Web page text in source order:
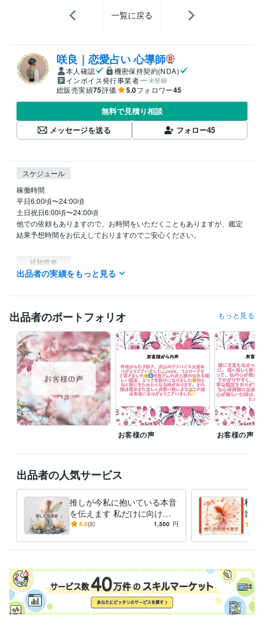
一覧に戻る
咲良｜恋愛占い 心導師
本人確認
機密保持契約(NDA)
インボイス発行事業者
未登録
総販売実績75評価 5.0フォロワー45
無料で見積り相談
メッセージを送る
フォロー45
スケジュール
稼働時間
平日6:00頃〜24:00頃
土日祝日6:00頃〜24:00頃
他での依頼もありますので、お時間をいただくこともありますが、鑑定
結果予想時間をお伝えしておりますのでご安心ください。
経験職種
ライフスタイル・その他 / 占い師
ライフスタイル・その他 / カウンセラー・コーチ 経験年数 : 10年
ライフスタイル・その他 / 保育士・ベビーシッター
ライフスタイル・その他 / 公務員
受賞歴
シルバーランク
資格・検定
認定心理士 取得年 : 2014年
保育士 取得年 : 1989年
幼稚園教諭免許 取得年 : 1989年
普通自動車第一種運転免許 取得年 : 1989年
Excel:25年Google スプレッドシート:2年Google ドキュメント:2年
PowerPoint:15年
iMovie:3年Canva:0年
得意分野
霊感タロット占い
悩み相談・カウンセリング 霊感タロット×恋愛カウンセリング
出品者の実績をもっと見る
出品者のポートフォリオ もっと見る
お客様の声 お客様の声
出品者の人気サービス
推しが今私に抱いている本音
を伝えます 私だけに向けら
れた本音に、心がほどけてい
5.0(3) 1,500 円
私の
音と
かし